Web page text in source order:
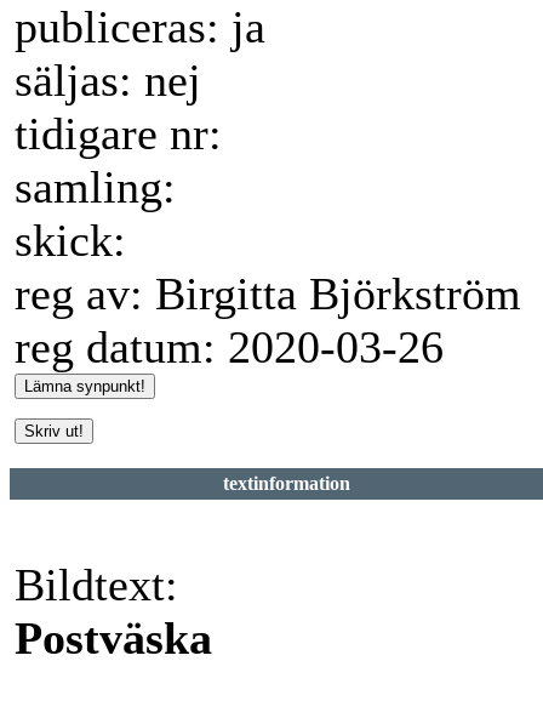
publiceras: ja
säljas: nej
tidigare nr:
samling:
skick:
reg av: Birgitta Björkström
reg datum: 2020-03-26
textinformation
Bildtext:
Postväska